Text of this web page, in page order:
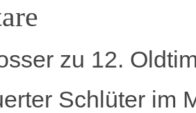
zu 12.
Schlüter im